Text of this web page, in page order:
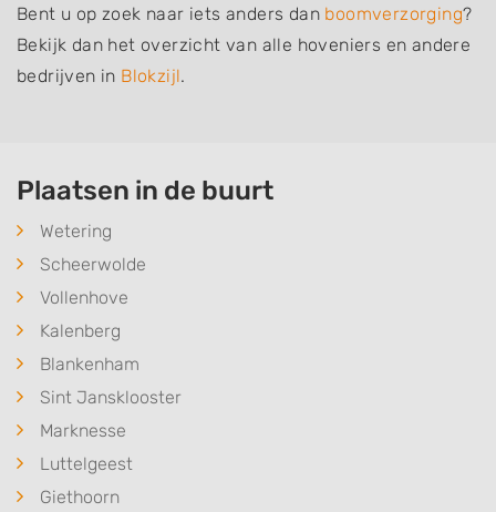
Bent u op zoek naar iets anders dan boomverzorging?
Bekijk dan het overzicht van alle hoveniers en andere
bedrijven in Blokzijl.
Plaatsen in de buurt
Wetering
Scheerwolde
Vollenhove
Kalenberg
Blankenham
Sint Jansklooster
Marknesse
Luttelgeest
Giethoorn